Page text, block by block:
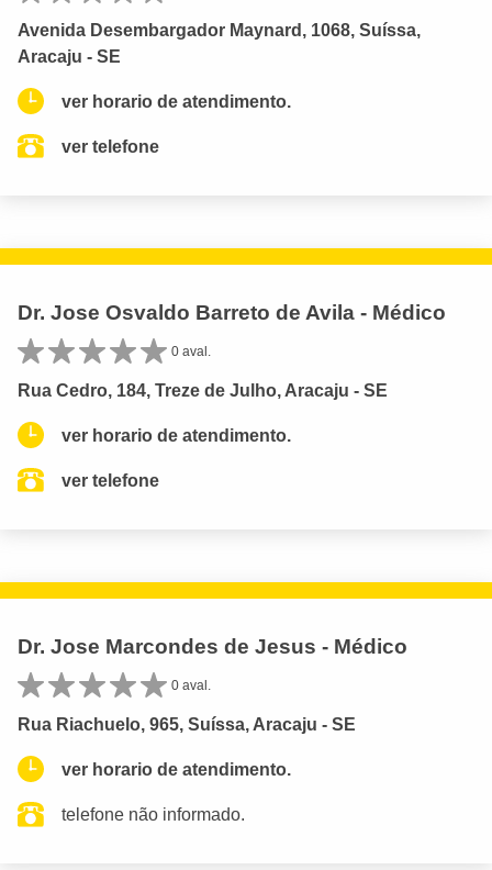
Avenida Desembargador Maynard, 1068, Suíssa,
Aracaju - SE
ver horario de atendimento.
ver telefone
Dr. Jose Osvaldo Barreto de Avila - Médico
0 aval.
Rua Cedro, 184, Treze de Julho, Aracaju - SE
ver horario de atendimento.
ver telefone
Dr. Jose Marcondes de Jesus - Médico
0 aval.
Rua Riachuelo, 965, Suíssa, Aracaju - SE
ver horario de atendimento.
telefone não informado.